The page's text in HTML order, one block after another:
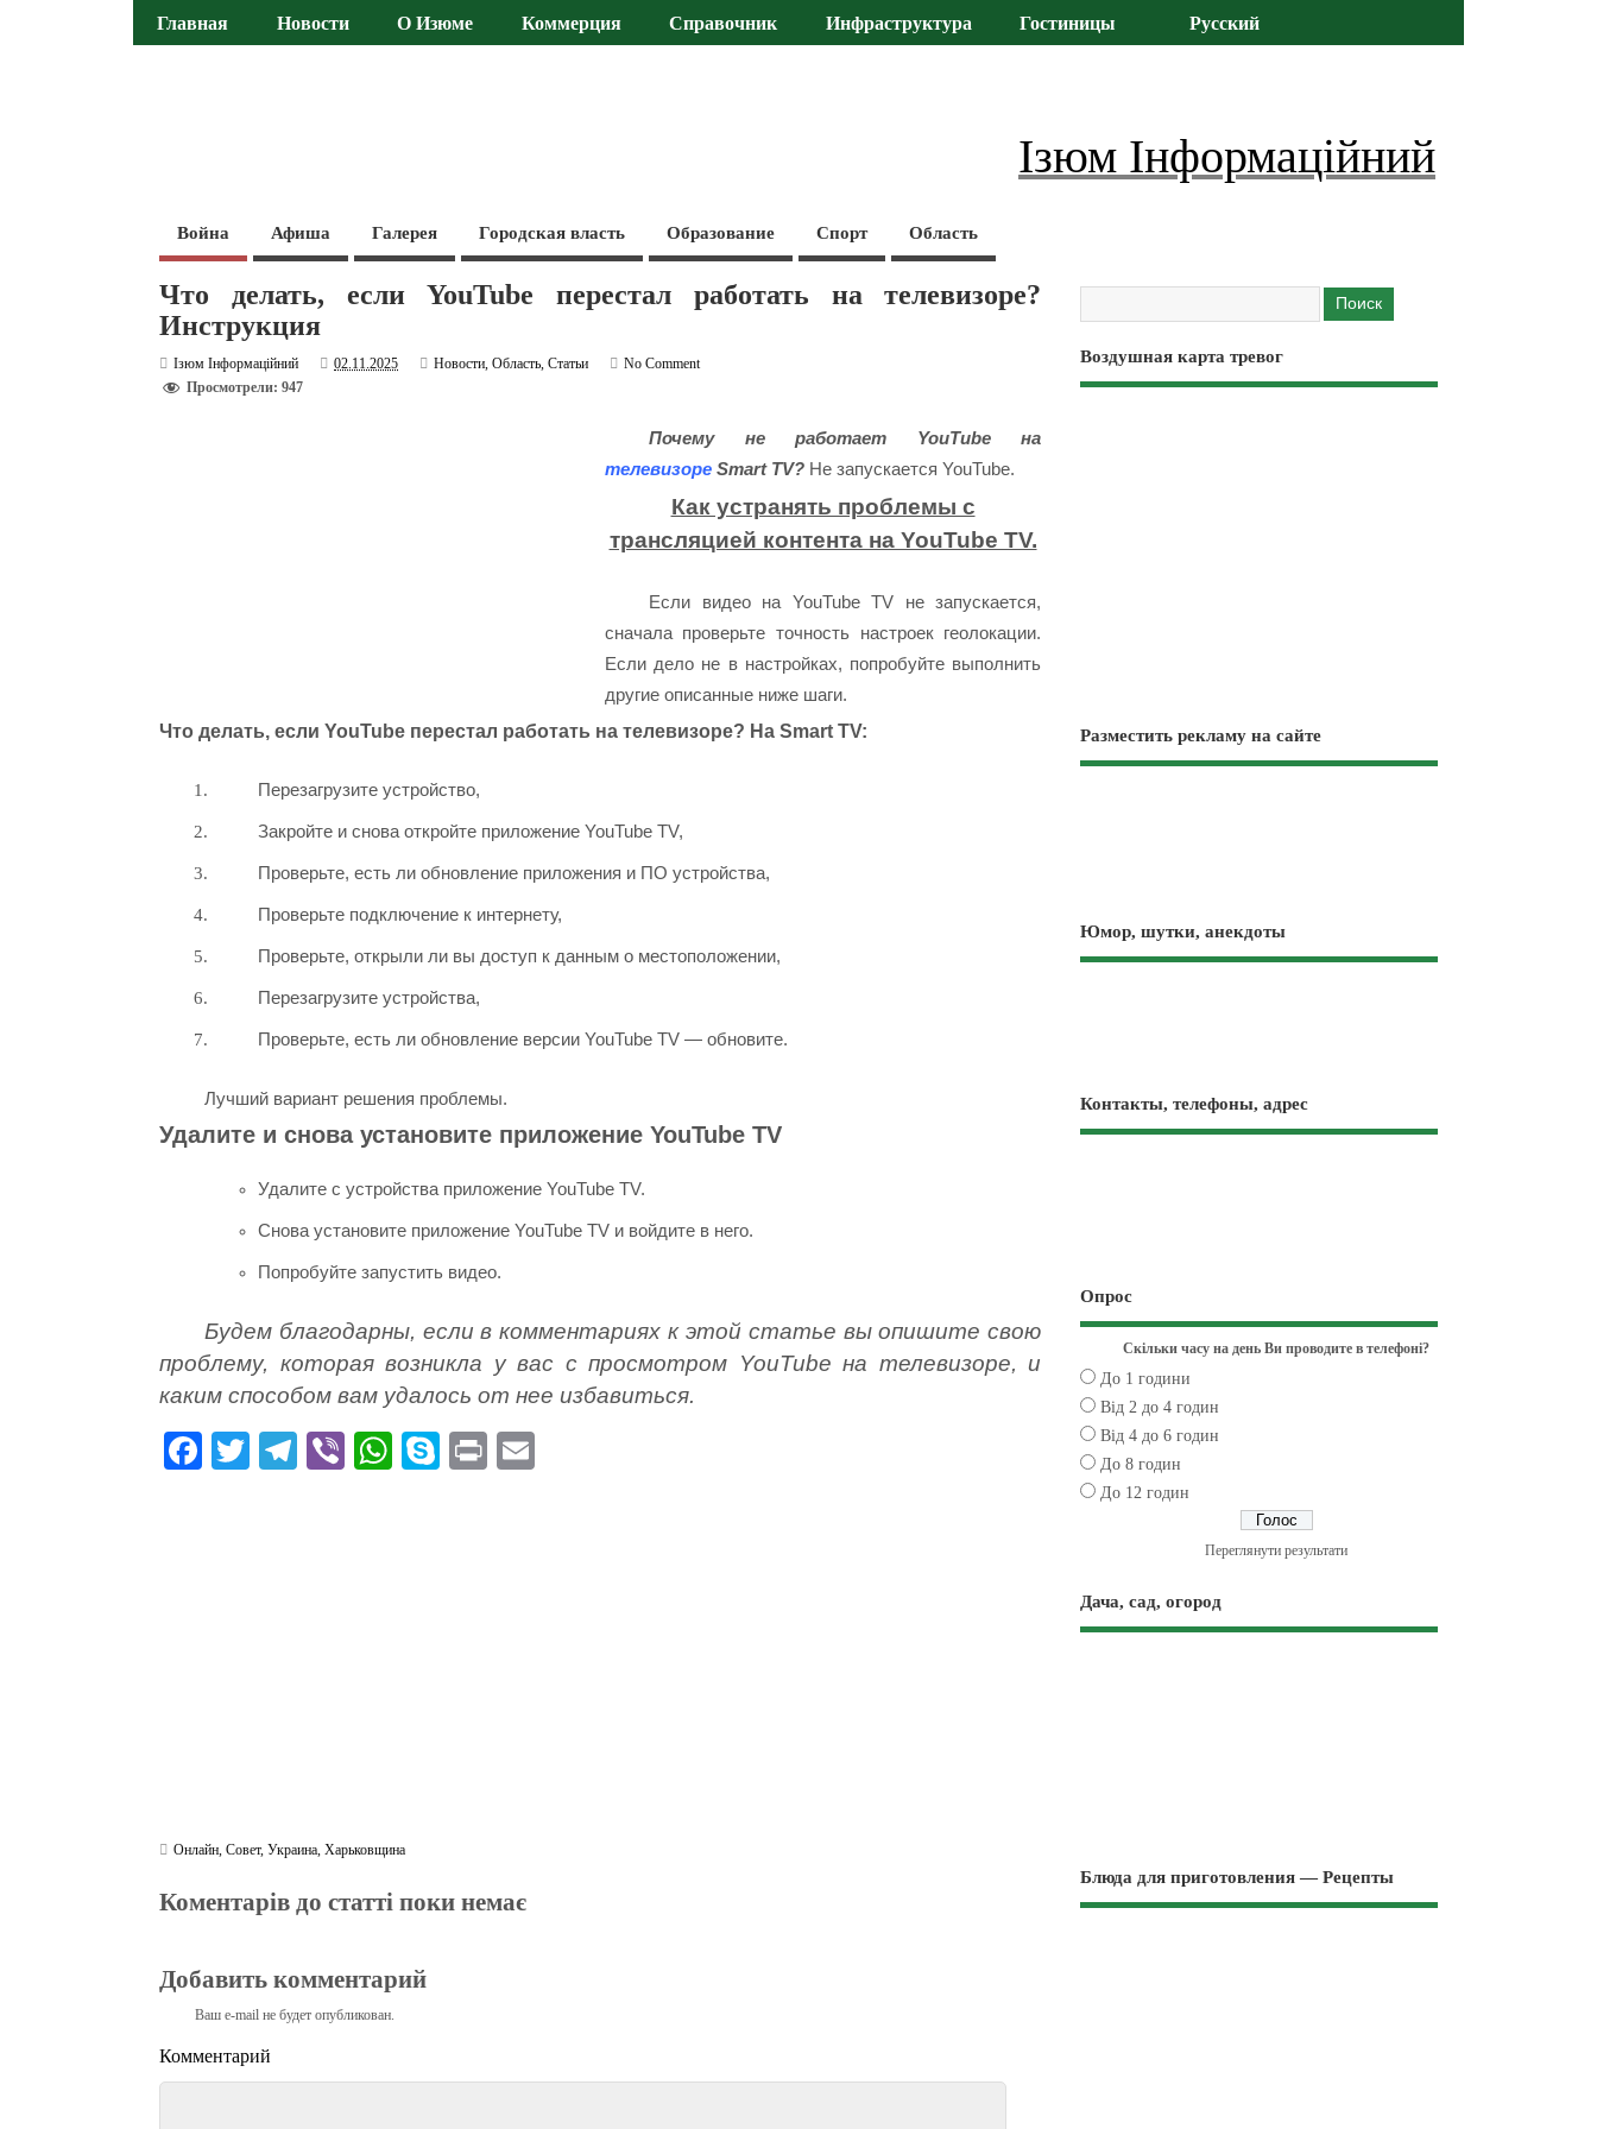
Главная Новости О Изюме Коммерция Справочник Инфраструктура Гостиницы Русский
Ізюм Інформаційний
Война Афиша Галерея Городская власть Образование Спорт Область
Что делать, если YouTube перестал работать на телевизоре?
Инструкция
Ізюм Інформаційний 02.11.2025 Новости,Область,Статьи
No Comment
Просмотрели: 947
Почему не работает YouTube на
телевизореSmart TV?Не запускается YouTube.
Как устранять проблемы с
трансляцией контента на YouTube TV.
Если видео на YouTube TV не запускается,
сначала проверьте точность настроек геолокации.
Если дело не в настройках, попробуйте выполнить
другие описанные ниже шаги.
Что делать, если YouTube перестал работать на телевизоре? На Smart TV:
Перезагрузите устройство,
Закройте и снова откройте приложение YouTube TV,
Проверьте, есть ли обновление приложения и ПО устройства,
Проверьте подключение к интернету,
Проверьте, открыли ли вы доступ к данным о местоположении,
Перезагрузите устройства,
Проверьте, есть ли обновление версии YouTube TV — обновите.
Лучший вариант решения проблемы.
Удалите и снова установите приложение YouTube TV
Удалите с устройства приложение YouTube TV.
Снова установите приложение YouTube TV и войдите в него.
Попробуйте запустить видео.
Будем благодарны, если в комментариях к этой статье вы опишите свою
проблему, которая возникла у вас с просмотром YouTube на телевизоре, и
каким способом вам удалось от нее избавиться.
Fa T
Te Vi
W
S
Pr
Онлайн,Совет,Украина,Харьковщина
Коментарів до статті поки немає
Добавить комментарий
Ваш e-mail не будет опубликован.
Комментарий
Воздушная карта тревог
Разместить рекламу на сайте
Юмор, шутки, анекдоты
Контакты, телефоны, адрес
Опрос
Скільки часу на день Ви проводите в телефоні?
До 1 години
Від 2 до 4 годин
Від 4 до 6 годин
До 8 годин
До 12 годин
Переглянути результати
Дача, сад, огород
Блюда для приготовления — Рецепты